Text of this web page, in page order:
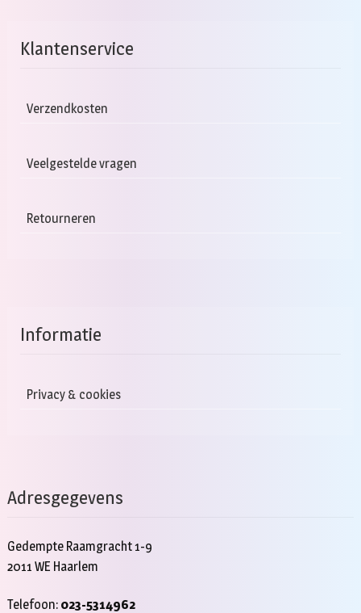
Klantenservice
Verzendkosten
Veelgestelde vragen
Retourneren
Informatie
Privacy & cookies
Adresgegevens
Gedempte Raamgracht 1-9
2011 WE Haarlem
Telefoon: 023-5314962